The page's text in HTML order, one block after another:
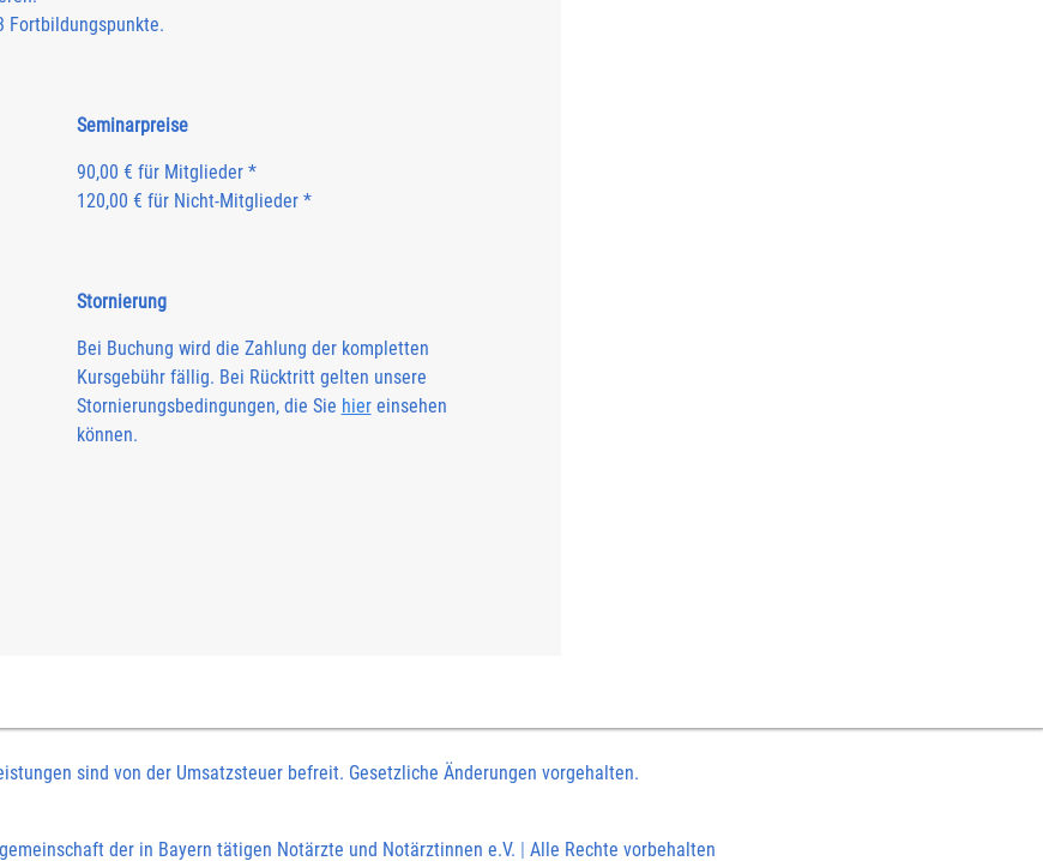
Fortbildungspunkte.
Seminarpreise
90,00 € für Mitglieder *
120,00 € für Nicht-Mitglieder *
Stornierung
Bei Buchung wird die Zahlung der kompletten
Kursgebühr fällig. Bei Rücktritt gelten unsere
Stornierungsbedingungen, die Sie hiereinsehen
können.
sind von der Umsatzsteuer befreit. Gesetzliche Änderungen vorgehalten.
der in Bayern tätigen Notärzte und Notärztinnen e.V. | Alle Rechte vorbehalten